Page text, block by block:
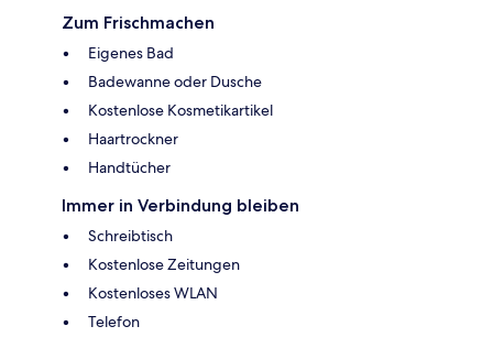
Zum Frischmachen
Eigenes Bad
Badewanne oder Dusche
Kostenlose Kosmetikartikel
Haartrockner
Handtücher
Immer in Verbindung bleiben
Schreibtisch
Kostenlose Zeitungen
Kostenloses WLAN
Telefon